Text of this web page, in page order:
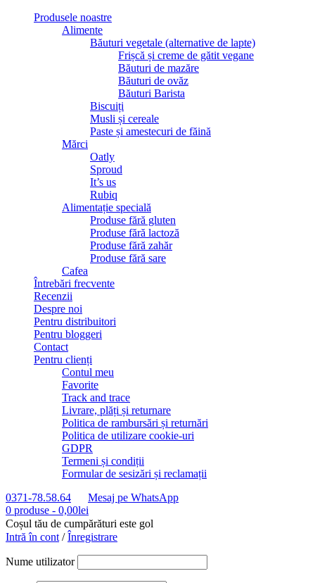
Produsele noastre
Alimente
Băuturi vegetale (alternative de lapte)
Frișcă și creme de gătit vegane
Băuturi de mazăre
Băuturi de ovăz
Băuturi Barista
Biscuiți
Musli și cereale
Paste și amestecuri de făină
Mărci
Oatly
Sproud
It’s us
Rubiq
Alimentație specială
Produse fără gluten
Produse fără lactoză
Produse fără zahăr
Produse fără sare
Cafea
Întrebări frecvente
Recenzii
Despre noi
Pentru distribuitori
Pentru bloggeri
Contact
Pentru clienți
Contul meu
Favorite
Track and trace
Livrare, plăți și returnare
Politica de rambursări și returnări
Politica de utilizare cookie-uri
GDPR
Termeni și condiții
Formular de sesizări și reclamații
0371-78.58.64
Mesaj pe WhatsApp
0 produse - 0,00lei
Coșul tău de cumpărături este gol
Intră în cont /Înregistrare
Nume utilizator